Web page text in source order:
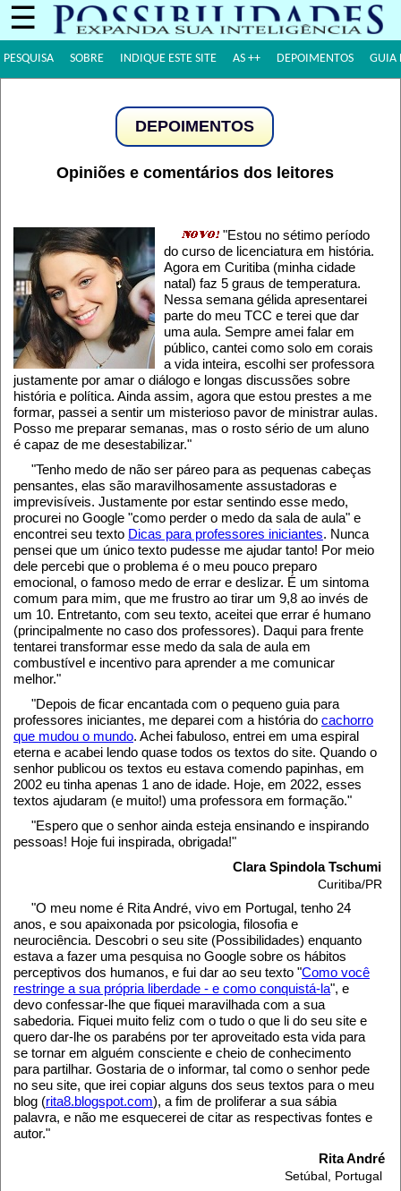
☰
PESQUISA SOBRE INDIQUE ESTE SITE AS ++ DEPOIMENTOS GUIA
DEPOIMENTOS
Opiniões e comentários dos leitores
"Estou no sétimo período
do curso de licenciatura em história.
Agora em Curitiba (minha cidade
natal) faz 5 graus de temperatura.
Nessa semana gélida apresentarei
parte do meu TCC e terei que dar
uma aula. Sempre amei falar em
público, cantei como solo em corais
a vida inteira, escolhi ser professora
justamente por amar o diálogo e longas discussões sobre
história e política. Ainda assim, agora que estou prestes a me
formar, passei a sentir um misterioso pavor de ministrar aulas.
Posso me preparar semanas, mas o rosto sério de um aluno
é capaz de me desestabilizar."
"Tenho medo de não ser páreo para as pequenas cabeças
pensantes, elas são maravilhosamente assustadoras e
imprevisíveis. Justamente por estar sentindo esse medo,
procurei no Google "como perder o medo da sala de aula" e
encontrei seu texto Dicas para professores iniciantes. Nunca
pensei que um único texto pudesse me ajudar tanto! Por meio
dele percebi que o problema é o meu pouco preparo
emocional, o famoso medo de errar e deslizar. É um sintoma
comum para mim, que me frustro ao tirar um 9,8 ao invés de
um 10. Entretanto, com seu texto, aceitei que errar é humano
(principalmente no caso dos professores). Daqui para frente
tentarei transformar esse medo da sala de aula em
combustível e incentivo para aprender a me comunicar
melhor."
"Depois de ficar encantada com o pequeno guia para
professores iniciantes, me deparei com a história do cachorro
que mudou o mundo. Achei fabuloso, entrei em uma espiral
eterna e acabei lendo quase todos os textos do site. Quando o
senhor publicou os textos eu estava comendo papinhas, em
2002 eu tinha apenas 1 ano de idade. Hoje, em 2022, esses
textos ajudaram (e muito!) uma professora em formação."
"Espero que o senhor ainda esteja ensinando e inspirando
pessoas! Hoje fui inspirada, obrigada!"
Clara Spindola Tschumi
Curitiba/PR
"O meu nome é Rita André, vivo em Portugal, tenho 24
anos, e sou apaixonada por psicologia, filosofia e
neurociência. Descobri o seu site (Possibilidades) enquanto
estava a fazer uma pesquisa no Google sobre os hábitos
perceptivos dos humanos, e fui dar ao seu texto "Como você
restringe a sua própria liberdade - e como conquistá-la", e
devo confessar-lhe que fiquei maravilhada com a sua
sabedoria. Fiquei muito feliz com o tudo o que li do seu site e
quero dar-lhe os parabéns por ter aproveitado esta vida para
se tornar em alguém consciente e cheio de conhecimento
para partilhar. Gostaria de o informar, tal como o senhor pede
no seu site, que irei copiar alguns dos seus textos para o meu
blog (rita8.blogspot.com), a fim de proliferar a sua sábia
palavra, e não me esquecerei de citar as respectivas fontes e
autor."
Rita André
Setúbal, Portugal